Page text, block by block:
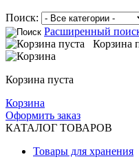
Поиск:
Расширенный
Корзина
Корзина пуста
Корзина
Оформить заказ
КАТАЛОГ ТОВАРОВ
Товары для хранения